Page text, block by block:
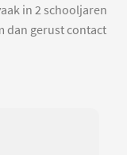
in 2 schooljaren
dan gerust contact